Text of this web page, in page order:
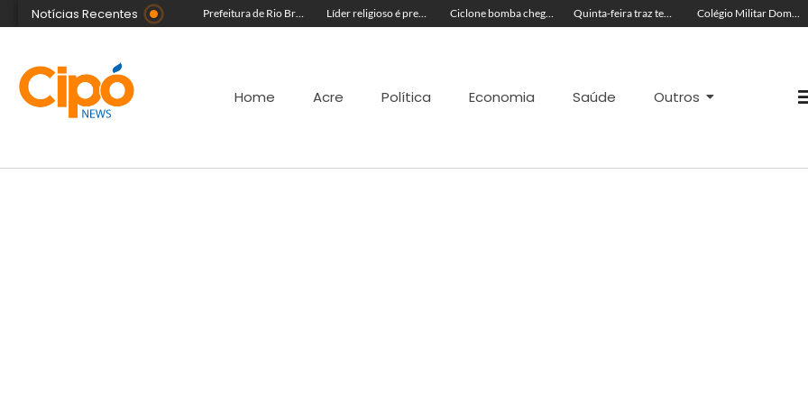
Notícias Recentes
Morador fica ferido após acidente com terçado em comunidade rural no Acre Prefeitura de Rio Branco leva prevenção à Expoacre e destaca trabalho dos agentes de saúde Líder religioso é preso por transformar fiéis em escravos sexuais Ciclone bomba chega ao Brasil hoje e Defesa Civil Nacional faz alerta Quinta-feira traz tempo abafado, ventos fortes e máximas de 36ºC no Acre Colégio Militar Dom Pedro II obtém maior nota do Ideb no Acre
Home Acre Política Economia Saúde Outros